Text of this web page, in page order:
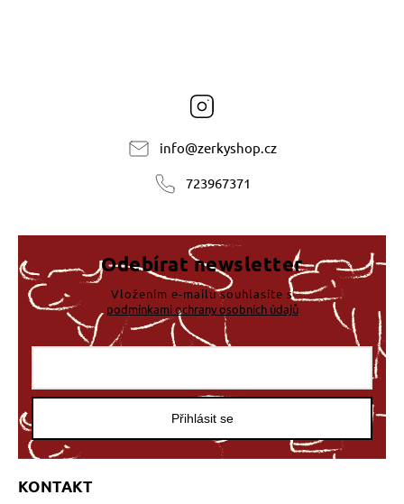
info@zerkyshop.cz
723967371
KONTAKT
Odebírat newsletter
Vložením e-mailu souhlasíte s
podmínkami ochrany osobních údajů
Přihlásit se